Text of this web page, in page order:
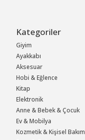
Kategoriler
Giyim
Ayakkabı
Aksesuar
Hobi & Eğlence
Kitap
Elektronik
Anne & Bebek & Çocuk
Ev & Mobilya
Kozmetik & Kişisel Bakım